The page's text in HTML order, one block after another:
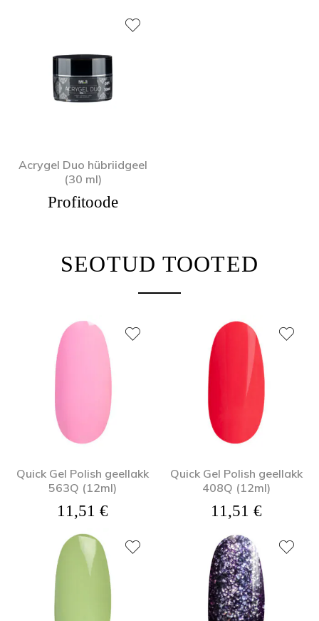
Acrygel Duo hübriidgeel
(30 ml)
Profitoode
SEOTUD TOOTED
Quick Gel Polish geellakk
563Q (12ml)
11,51 €
Quick Gel Polish geellakk
408Q (12ml)
11,51 €